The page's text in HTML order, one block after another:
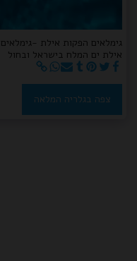
גימלאים הפקות אילת -
אילת ים המלח בישראל ובחול
צפה בגלריה המלאה